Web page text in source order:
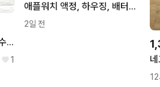
파리게이츠 네이비 해골 자수 민소매 카라티 1
1
애플워치 액정, 하우징, 배터리 추출용, 클라우드 락, 부품용
2일 전
12